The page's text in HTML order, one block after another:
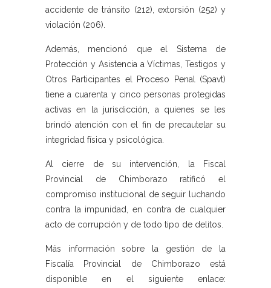
accidente de tránsito (212), extorsión (252) y
violación (206).
Además, mencionó que el Sistema de
Protección y Asistencia a Víctimas, Testigos y
Otros Participantes el Proceso Penal (Spavt)
tiene a cuarenta y cinco personas protegidas
activas en la jurisdicción, a quienes se les
brindó atención con el fin de precautelar su
integridad física y psicológica.
Al cierre de su intervención, la Fiscal
Provincial de Chimborazo ratificó el
compromiso institucional de seguir luchando
contra la impunidad, en contra de cualquier
acto de corrupción y de todo tipo de delitos.
Más información sobre la gestión de la
Fiscalía Provincial de Chimborazo está
disponible en el siguiente enlace: